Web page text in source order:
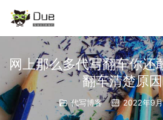
网上那么多代写翻车你还
翻车清楚原
代写博客 2022年9月